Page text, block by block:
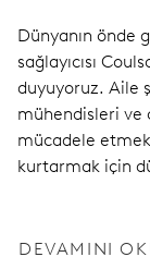
Dünyanın önde
sağlayıcısı
duyuyoruz. Aile
mühendisleri ve
mücadele
kurtarmak için
DEVAMINI